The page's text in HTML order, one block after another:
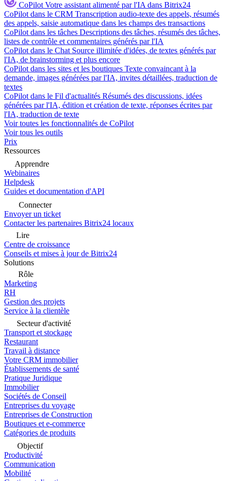
CoPilot Votre assistant alimenté par l'IA dans Bitrix24
CoPilot dans le CRM Transcription audio-texte des appels, résumés
des appels, saisie automatique dans les champs des transactions
CoPilot dans les tâches Descriptions des tâches, résumés des tâches,
listes de contrôle et commentaires générés par l'IA
CoPilot dans le Chat Source illimitée d'idées, de textes générés par
l'IA, de brainstorming et plus encore
CoPilot dans les sites et les boutiques Texte convaincant à la
demande, images générées par l'IA, invites détaillées, traduction de
textes
CoPilot dans le Fil d'actualités Résumés des discussions, idées
générées par l'IA, édition et création de texte, réponses écrites par
l'IA, traduction de texte
Voir toutes les fonctionnalités de CoPilot
Voir tous les outils
Prix
Ressources
Apprendre
Webinaires
Helpdesk
Guides et documentation d'API
Connecter
Envoyer un ticket
Contacter les partenaires Bitrix24 locaux
Lire
Centre de croissance
Conseils et mises à jour de Bitrix24
Solutions
Rôle
Marketing
RH
Gestion des projets
Service à la clientèle
Secteur d'activité
Transport et stockage
Restaurant
Travail à distance
Votre CRM immobilier
Établissements de santé
Pratique Juridique
Immobilier
Sociétés de Conseil
Entreprises du voyage
Entreprises de Construction
Boutiques et e-commerce
Catégories de produits
Objectif
Productivité
Communication
Mobilité